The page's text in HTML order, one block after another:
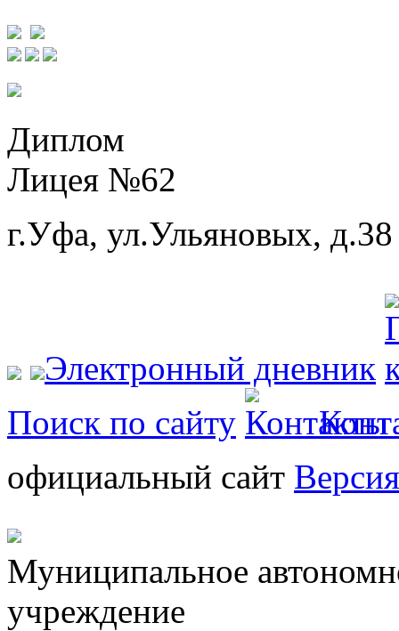
Диплом
Лицея №62
г.Уфа, ул.Ульяновых, д.38
Электронный дневник
Поиск по сайту
официальный сайт
Муниципальное
учреждение